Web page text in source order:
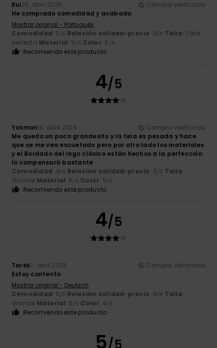
Rui28. abril 2026
Compra verificada
He comprado comodidad y acabado
Mostrar original - Português
Comodidad: 5/5 Relación calidad-precio: 5/5 Talla: Talla
perfecta Material: 5/5 Color: 5 /5
Recomiendo este producto
4/5
Yosman16. abril 2026
Compra verificada
Me quedo un poco grandesito y la tela es pesada y hace
que se me vea escuetado pero por otro lado los materiales
y el Bordado del logo clásico están hechos a la perfección
lo compensará bastante
Comodidad: 4/5 Relación calidad-precio: 5/5 Talla:
Grande Material: 5/5 Color: 5/5
Recomiendo este producto
4/5
Tarek7. abril 2026
Compra verificada
Estoy contento
Mostrar original - Deutsch
Comodidad: 5/5 Relación calidad-precio: 5/5 Talla:
Grande Material: 5/5 Color: 4/5
Recomiendo este producto
5